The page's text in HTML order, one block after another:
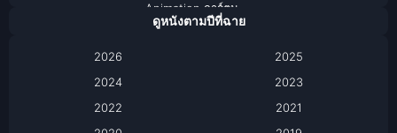
Animation การ์ตูน
ดูหนังตามปีที่ฉาย
2026
2025
2024
2023
2022
2021